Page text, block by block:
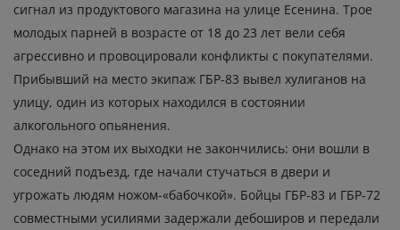
сигнал из продуктового магазина на улице Есенина. Трое
молодых парней в возрасте от 18 до 23 лет вели себя
агрессивно и провоцировали конфликты с покупателями.
Прибывший на место экипаж ГБР-83 вывел хулиганов на
улицу, один из которых находился в состоянии
алкогольного опьянения.
Однако на этом их выходки не закончились: они вошли в
соседний подъезд, где начали стучаться в двери и
угрожать людям ножом-«бабочкой». Бойцы ГБР-83 и ГБР-72
совместными усилиями задержали дебоширов и передали